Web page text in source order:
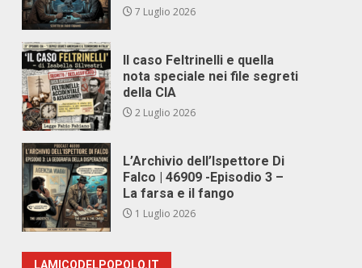
7 Luglio 2026
Il caso Feltrinelli e quella
nota speciale nei file segreti
della CIA
2 Luglio 2026
L’Archivio dell’Ispettore Di
Falco | 46909 -Episodio 3 –
La farsa e il fango
1 Luglio 2026
LAMICODELPOPOLO.IT